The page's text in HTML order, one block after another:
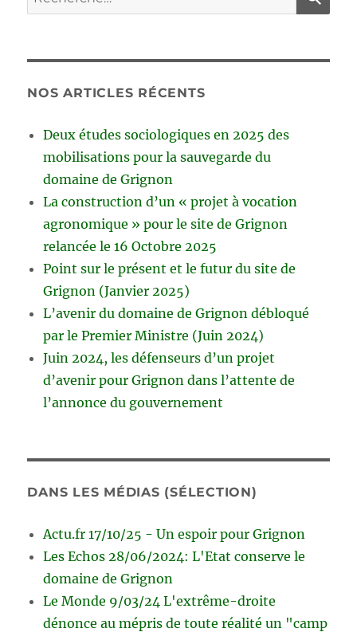
pour :
NOS ARTICLES RÉCENTS
Deux études sociologiques en 2025 des
mobilisations pour la sauvegarde du
domaine de Grignon
La construction d’un « projet à vocation
agronomique » pour le site de Grignon
relancée le 16 Octobre 2025
Point sur le présent et le futur du site de
Grignon (Janvier 2025)
L’avenir du domaine de Grignon débloqué
par le Premier Ministre (Juin 2024)
Juin 2024, les défenseurs d’un projet
d’avenir pour Grignon dans l’attente de
l’annonce du gouvernement
DANS LES MÉDIAS (SÉLECTION)
Actu.fr 17/10/25 - Un espoir pour Grignon
Les Echos 28/06/2024: L'Etat conserve le
domaine de Grignon
Le Monde 9/03/24 L'extrême-droite
dénonce au mépris de toute réalité un "camp